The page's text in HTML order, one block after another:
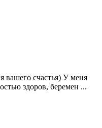
вашего счастья) У меня
здоров, беремен ...